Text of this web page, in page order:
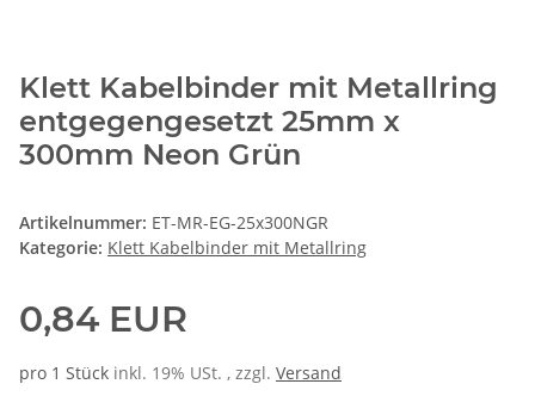
Klett Kabelbinder mit Metallring
entgegengesetzt 25mm x
300mm Neon Grün
Artikelnummer: ET-MR-EG-25x300NGR
Kategorie: Klett Kabelbinder mit Metallring
0,84 EUR
pro 1 Stück inkl. 19% USt. , zzgl. Versand